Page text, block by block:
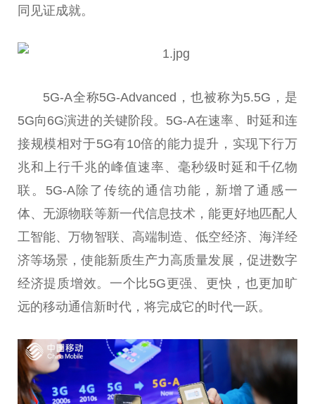
同见证成就。
5G-A全称5G-Advanced，也被称为5.5G，是
5G向6G演进的关键阶段。5G-A在速率、时延和连
接规模相对于5G有10倍的能力提升，实现下行万
兆和上行千兆的峰值速率、毫秒级时延和千亿物
联。5G-A除了传统的通信功能，新增了通感一
体、无源物联等新一代信息技术，能更好地匹配人
工智能、万物智联、高端制造、低空经济、海洋经
济等场景，使能新质生产力高质量发展，促进数字
经济提质增效。一个比5G更强、更快，也更加旷
远的移动通信新时代，将完成它的时代一跃。